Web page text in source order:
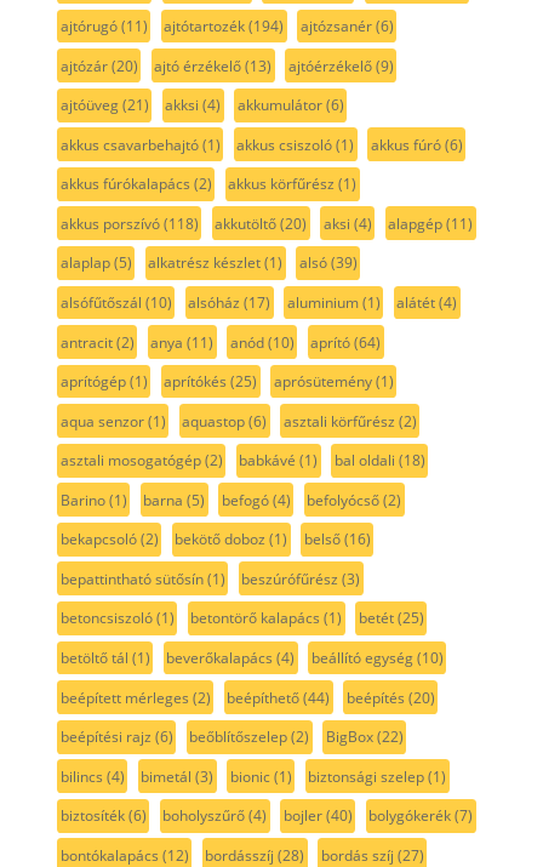
ajtórugó(11) ajtótartozék(194) ajtózsanér(6)
ajtózár(20) ajtó érzékelő(13) ajtóérzékelő(9)
ajtóüveg(21) akksi (4) akkumulátor(6)
akkus csavarbehajtó(1) akkus csiszoló(1) akkus fúró(6)
akkus fúrókalapács (2) akkus körfűrész (1)
akkus porszívó(118) akkutöltő(20) aksi (4) alapgép(11)
alaplap(5) alkatrész készlet(1) alsó(39)
alsófűtőszál (10) alsóház (17) aluminium(1) alátét(4)
antracit(2) anya (11) anód(10) aprító(64)
aprítógép(1) aprítókés (25) aprósütemény(1)
aqua senzor(1) aquastop(6) asztali körfűrész (2)
asztali mosogatógép(2) babkávé (1) bal oldali (18)
Barino(1) barna (5) befogó(4) befolyócső(2)
bekapcsoló(2) bekötő doboz (1) belső(16)
bepattintható sütősín(1) beszúrófűrész (3)
betoncsiszoló(1) betontörő kalapács (1) betét(25)
betöltő tál (1) beverőkalapács (4) beállító egység(10)
beépített mérleges (2) beépíthető(44) beépítés (20)
beépítési rajz (6) beőblítőszelep(2) BigBox(22)
bilincs (4) bimetál (3) bionic(1) biztonsági szelep(1)
biztosíték(6) boholyszűrő(4) bojler(40) bolygókerék(7)
bontókalapács (12) bordásszíj (28) bordás szíj (27)